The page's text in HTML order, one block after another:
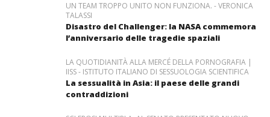
UN TEAM TROPPO UNITO NON FUNZIONA. - VERONICA
TALASSI
Disastro del Challenger: la NASA commemora
l’anniversario delle tragedie spaziali
LA QUOTIDIANITÀ ALLA MERCÉ DELLA PORNOGRAFIA |
IISS - ISTITUTO ITALIANO DI SESSUOLOGIA SCIENTIFICA
La sessualità in Asia: il paese delle grandi
contraddizioni